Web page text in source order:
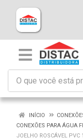
INÍCIO
CONEXÕES PARA ÁGUA
JOELHO ROSCÁVEL PVC